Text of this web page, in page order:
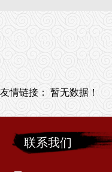
友情链接： 暂无数据！
联系我们